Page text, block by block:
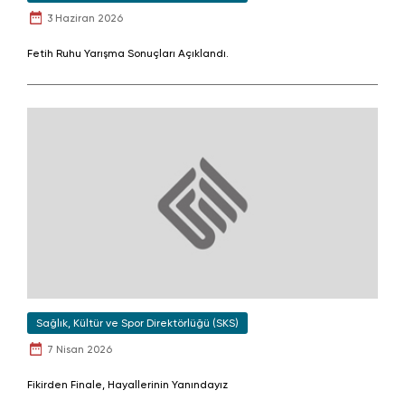
3 Haziran 2026
Fetih Ruhu Yarışma Sonuçları Açıklandı.
Sağlık, Kültür ve Spor Direktörlüğü (SKS)
7 Nisan 2026
Fikirden Finale, Hayallerinin Yanındayız